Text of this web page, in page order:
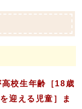
校生年齢［18歳
迎える児童］ま